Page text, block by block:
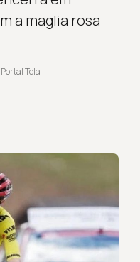
a maglia rosa
Tela